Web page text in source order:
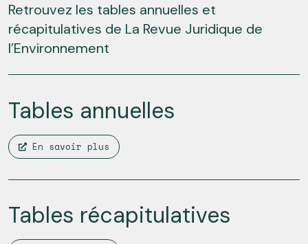
Retrouvez les tables annuelles et
récapitulatives de La Revue Juridique de
l’Environnement
Tables annuelles
En savoir plus
Tables récapitulatives